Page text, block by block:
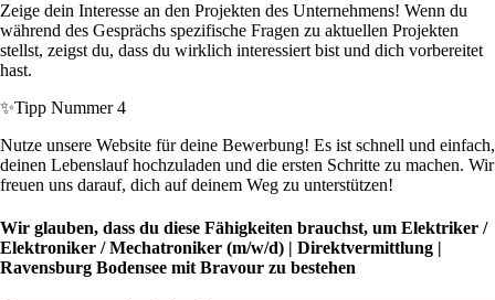
Zeige dein Interesse an den Projekten des Unternehmens! Wenn du
während des Gesprächs spezifische Fragen zu aktuellen Projekten
stellst, zeigst du, dass du wirklich interessiert bist und dich vorbereitet
hast.
✨Tipp Nummer 4
Nutze unsere Website für deine Bewerbung! Es ist schnell und einfach,
deinen Lebenslauf hochzuladen und die ersten Schritte zu machen. Wir
freuen uns darauf, dich auf deinem Weg zu unterstützen!
Wir glauben, dass du diese Fähigkeiten brauchst, um Elektriker /
Elektroniker / Mechatroniker (m/w/d) | Direktvermittlung |
Ravensburg Bodensee mit Bravour zu bestehen